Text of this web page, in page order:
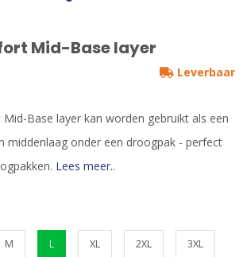
Mid-Base layer
Leverbaar
Base layer kan worden gebruikt als een
middenlaag onder een droogpak - perfect
Lees meer..
M L XL 2XL 3XL